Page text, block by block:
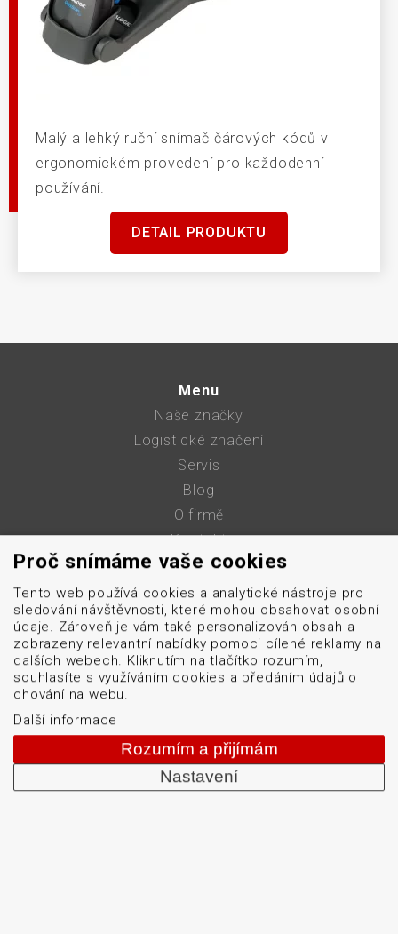
Malý a lehký ruční snímač čárových kódů v
ergonomickém provedení pro každodenní
používání.
DETAIL PRODUKTU
Menu
Naše značky
Logistické značení
Servis
Blog
O firmě
Kontakt
GDPR
Mapa stránek
Cookies
obchod@datascan.cz
+420 513 035 401
Od roku 1992 dodáváme systémy pro čtení a tisk
čárových kódů: snímače čárových kódů, tiskárny karet
Proč snímáme vaše cookies
Tento web používá cookies a analytické nástroje pro
sledování návštěvnosti, které mohou obsahovat osobní
údaje. Zároveň je vám také personalizován obsah a
zobrazeny relevantní nabídky pomoci cílené reklamy na
dalších webech. Kliknutím na tlačítko rozumím,
souhlasíte s využíváním cookies a předáním údajů o
chování na webu.
Další informace
Rozumím a přijímám
Nastavení